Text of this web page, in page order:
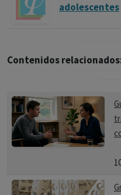
adolescentes
Contenidos